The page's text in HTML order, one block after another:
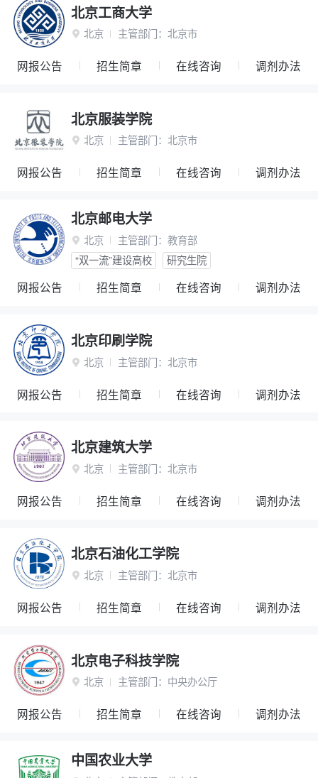
北京工商大学
 北京 主管部门： 北京市
网报公告 招生简章 在线咨询 调剂办法
北京服装学院
 北京 主管部门： 北京市
网报公告 招生简章 在线咨询 调剂办法
北京邮电大学
 北京 主管部门： 教育部
“双一流”建设高校
研究生院
网报公告 招生简章 在线咨询 调剂办法
北京印刷学院
 北京 主管部门： 北京市
网报公告 招生简章 在线咨询 调剂办法
北京建筑大学
 北京 主管部门： 北京市
网报公告 招生简章 在线咨询 调剂办法
北京石油化工学院
 北京 主管部门： 北京市
网报公告 招生简章 在线咨询 调剂办法
北京电子科技学院
 北京 主管部门： 中央办公厅
网报公告 招生简章 在线咨询 调剂办法
中国农业大学